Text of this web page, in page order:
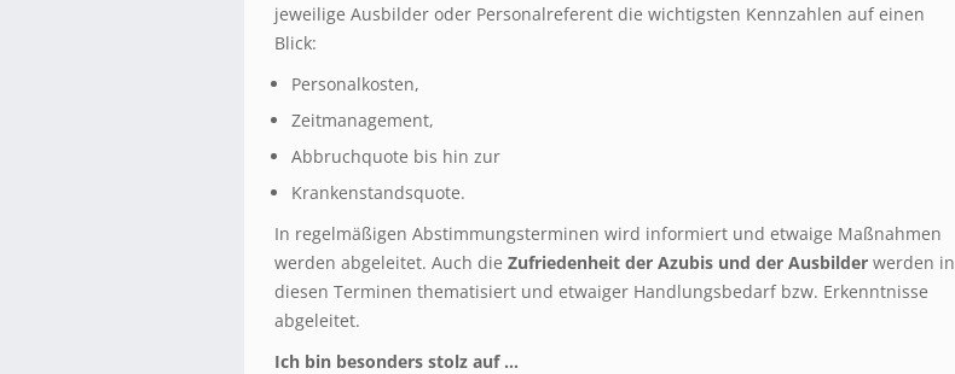
jeweilige Ausbilder oder Personalreferent die wichtigsten Kennzahlen auf einen
Blick:
Personalkosten,
Zeitmanagement,
Abbruchquote bis hin zur
Krankenstandsquote.
In regelmäßigen Abstimmungsterminen wird informiert und etwaige Maßnahmen
werden abgeleitet. Auch die Zufriedenheit der Azubis und der Ausbilder werden in
diesen Terminen thematisiert und etwaiger Handlungsbedarf bzw. Erkenntnisse
abgeleitet.
Ich bin besonders stolz auf …